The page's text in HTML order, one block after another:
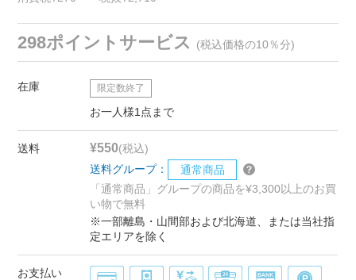
298ポイントサービス (税込価格の10％分)
在庫 限定数終了
お一人様1点まで
送料 ¥550(税込)
送料グループ：
通常商品
「通常商品」グループの商品を¥3,300以上のお買
い物で無料
※一部離島・山間部および北海道、または当社指
定エリアを除く
お支払い